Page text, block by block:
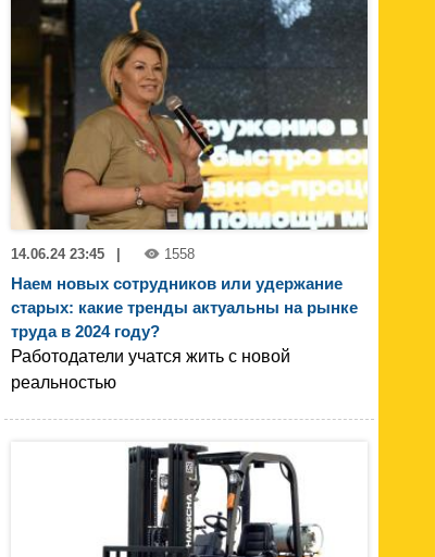
14.06.24 23:45 1558
Наем новых сотрудников или удержание
старых: какие тренды актуальны на рынке
труда в 2024 году?
Работодатели учатся жить с новой
реальностью